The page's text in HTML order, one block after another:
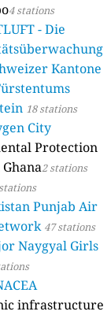
4 stations
- Die
Kantone
18 stations
City
Protection
2 stations
Punjab Air
47 stations
Naygyal Girls
infrastructure